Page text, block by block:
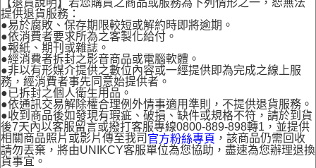
【退貨說明】若您購買之商品或服務為下列情形之一，恕無法
提供退貨服務：
●易於腐敗、保存期限較短或解約時即將逾期。
●依消費者要求所為之客製化給付。
●報紙、期刊或雜誌。
●經消費者拆封之影音商品或電腦軟體。
●非以有形媒介提供之數位內容或一經提供即為完成之線上服
務，經消費者事先同意始提供者。
●已拆封之個人衛生用品。
●依通訊交易解除權合理例外情事適用準則，不提供退貨服務。
●收到商品後如發現有瑕疵、破損、缺件或規格不符，請於到貨
後7天內以客服留言或撥打客服專線0800-889-898轉1，並提供
相關商品照片或影片傳至我司 官方粉絲專頁 ，該商品仍需回收
請勿丟棄，將由UNIKCY客服單位為您協助，盡速為您辦理退換
貨事宜。